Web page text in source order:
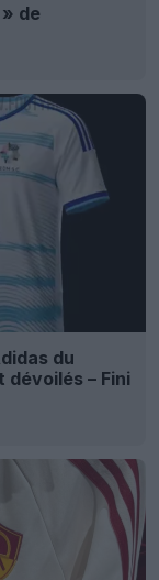
de
du
dévoilés – Fini